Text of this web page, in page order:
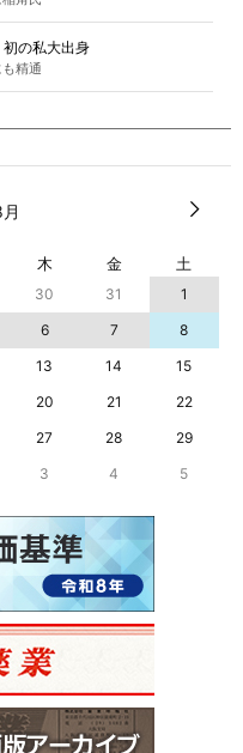
の私大出身
精通
木 金 土
30 31
1
6 7
8
13 14
15
20 21
22
27 28
29
3 4 5